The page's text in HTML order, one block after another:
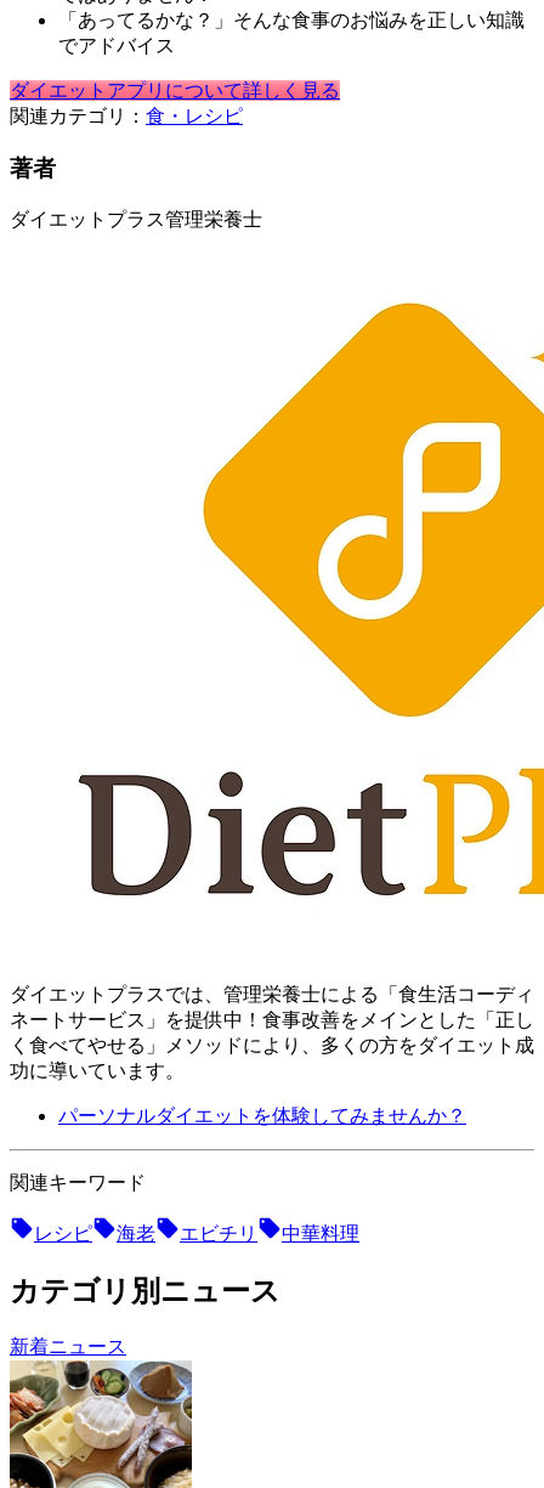
「あってるかな？」そんな食事のお悩みを正しい知識
でアドバイス
ダイエットアプリについて詳しく見る
関連カテゴリ： 食・レシピ
著者
ダイエットプラス管理栄養士
ダイエットプラスでは、管理栄養士による「食生活コーディ
ネートサービス」を提供中！ 食事改善をメインとした「正し
く食べてやせる」メソッドにより、多くの方をダイエット成
功に導いています。
パーソナルダイエットを体験してみませんか？
関連キーワード
レシピ 海老 エビチリ 中華料理
カテゴリ別ニュース
新着ニュース